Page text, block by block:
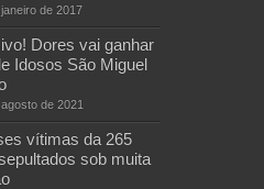
de 2017
Dores vai ganhar
Idosos São Miguel
de 2021
vítimas da 265
sob muita